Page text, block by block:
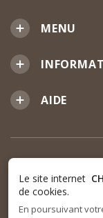
MENU
AIDE
Le site internet
de cookies.
En poursuivant